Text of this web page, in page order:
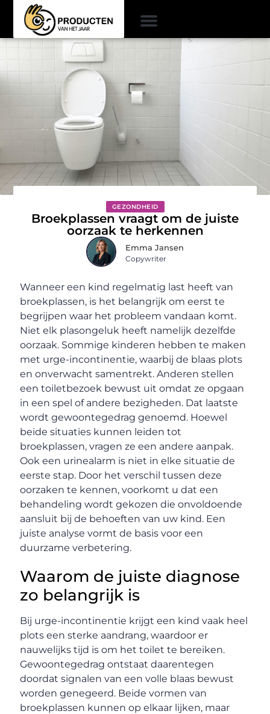
GEZONDHEID
Broekplassen vraagt om de juiste
oorzaak te herkennen
Emma Jansen
Copywriter
Wanneer een kind regelmatig last heeft van
broekplassen, is het belangrijk om eerst te
begrijpen waar het probleem vandaan komt.
Niet elk plasongeluk heeft namelijk dezelfde
oorzaak. Sommige kinderen hebben te maken
met urge-incontinentie, waarbij de blaas plots
en onverwacht samentrekt. Anderen stellen
een toiletbezoek bewust uit omdat ze opgaan
in een spel of andere bezigheden. Dat laatste
wordt gewoontegedrag genoemd. Hoewel
beide situaties kunnen leiden tot
broekplassen, vragen ze een andere aanpak.
Ook een urinealarm is niet in elke situatie de
eerste stap. Door het verschil tussen deze
oorzaken te kennen, voorkomt u dat een
behandeling wordt gekozen die onvoldoende
aansluit bij de behoeften van uw kind. Een
juiste analyse vormt de basis voor een
duurzame verbetering.
Waarom de juiste diagnose
zo belangrijk is
Bij urge-incontinentie krijgt een kind vaak heel
plots een sterke aandrang, waardoor er
nauwelijks tijd is om het toilet te bereiken.
Gewoontegedrag ontstaat daarentegen
doordat signalen van een volle blaas bewust
worden genegeerd. Beide vormen van
broekplassen kunnen op elkaar lijken, maar